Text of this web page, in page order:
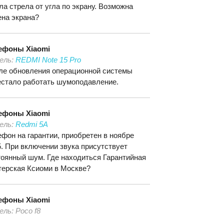
стрела от угла по экрану. Возможна
экрана?
Xiaomi
REDMI Note 15 Pro
обновления операционной системы
работать шумоподавление.
Xiaomi
Redmi 5A
на гарантии, приобретен в ноябре
При включении звука присутствует
шум. Где находиться Гарантийная
Ксиоми в Москве?
Xiaomi
Poco f8